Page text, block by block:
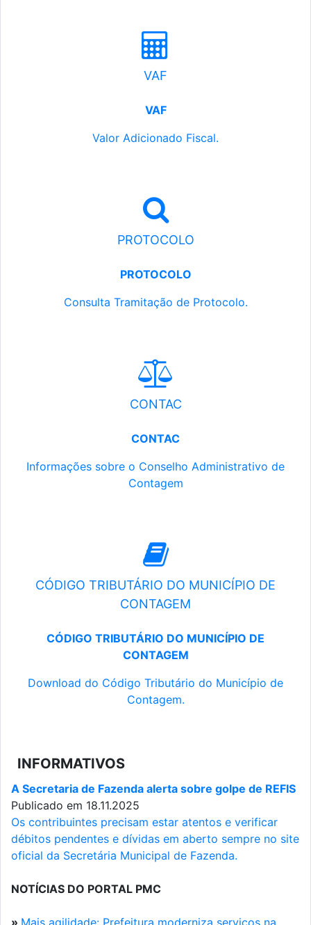
VAF
VAF
Valor Adicionado Fiscal.
PROTOCOLO
PROTOCOLO
Consulta Tramitação de Protocolo.
CONTAC
CONTAC
Informações sobre o Conselho Administrativo de
Contagem
CÓDIGO TRIBUTÁRIO DO MUNICÍPIO DE
CONTAGEM
CÓDIGO TRIBUTÁRIO DO MUNICÍPIO DE
CONTAGEM
Download do Código Tributário do Município de
Contagem.
INFORMATIVOS
A Secretaria de Fazenda alerta sobre golpe de REFIS
Publicado em 18.11.2025
Os contribuintes precisam estar atentos e verificar
débitos pendentes e dívidas em aberto sempre no site
oficial da Secretária Municipal de Fazenda.
NOTÍCIAS DO PORTAL PMC